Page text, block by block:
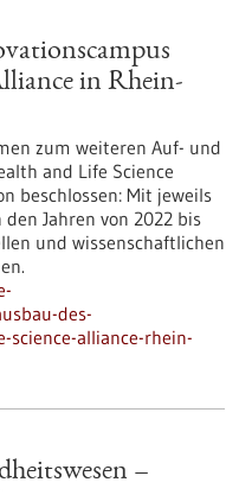
in Rhein-
zum weiteren Auf- und
and Life Science
beschlossen: Mit jeweils
Jahren von 2022 bis
und wissenschaftlichen
des-
science-alliance-rhein-
–